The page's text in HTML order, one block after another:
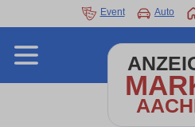
Event Auto